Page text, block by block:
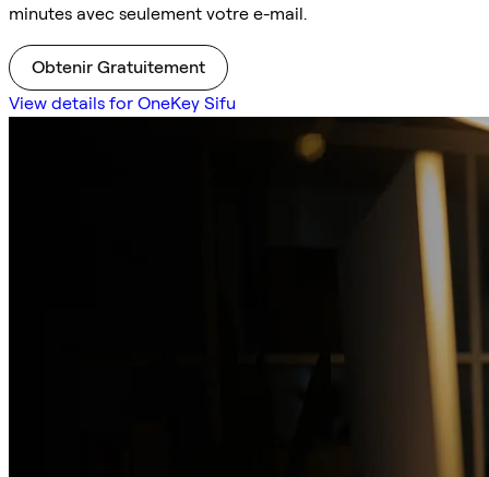
minutes avec seulement votre e-mail.
Obtenir Gratuitement
View details for OneKey Sifu